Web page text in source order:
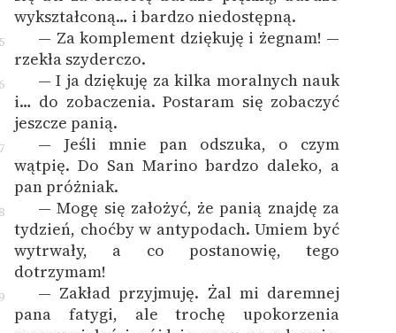
wykształconą… i bardzo niedostępną.
— Za komplement dziękuję i żegnam! —
rzekła szyderczo.
— I ja dziękuję za kilka moralnych nauk
i… do zobaczenia. Postaram się zobaczyć
jeszcze panią.
— Jeśli mnie pan odszuka, o czym
wątpię. Do San Marino bardzo daleko, a
pan próżniak.
— Mogę się założyć, że panią znajdę za
tydzień, choćby w antypodach. Umiem być
wytrwały, a co postanowię, tego
dotrzymam!
— Zakład przyjmuję. Żal mi daremnej
pana fatygi, ale trochę upokorzenia